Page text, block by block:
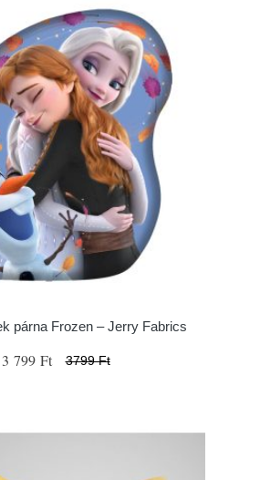
párna Frozen – Jerry Fabrics
3 799 Ft 3799 Ft